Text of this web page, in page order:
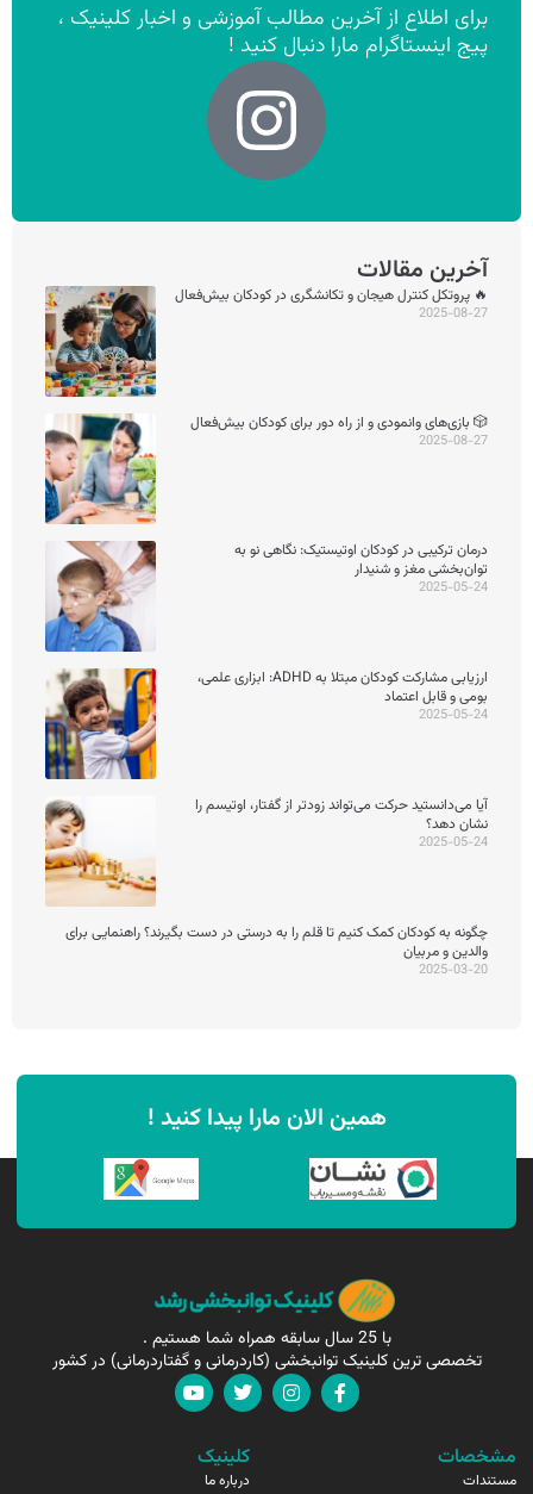
برای اطلاع از آخرین مطالب آموزشی و اخبار کلینیک ،
پیج اینستاگرام مارا دنبال کنید !
آخرین مقالات
🔥 پروتکل کنترل هیجان و تکانشگری در کودکان بیش‌فعال
2025-08-27
🎲 بازی‌های وانمودی و از راه دور برای کودکان بیش‌فعال
2025-08-27
درمان ترکیبی در کودکان اوتیستیک: نگاهی نو به
توان‌بخشی مغز و شنیدار
2025-05-24
ارزیابی مشارکت کودکان مبتلا به ADHD: ابزاری علمی،
بومی و قابل اعتماد
2025-05-24
آیا می‌دانستید حرکت می‌تواند زودتر از گفتار، اوتیسم را
نشان دهد؟
2025-05-24
چگونه به کودکان کمک کنیم تا قلم را به درستی در دست بگیرند؟ راهنمایی برای
والدین و مربیان
2025-03-20
همین الان مارا پیدا کنید !
با 25 سال سابقه همراه شما هستیم .
تخصصی ترین کلینیک توانبخشی (کاردرمانی و گفتاردرمانی) در کشور
مشخصات
مستندات
کلینیک
درباره ما